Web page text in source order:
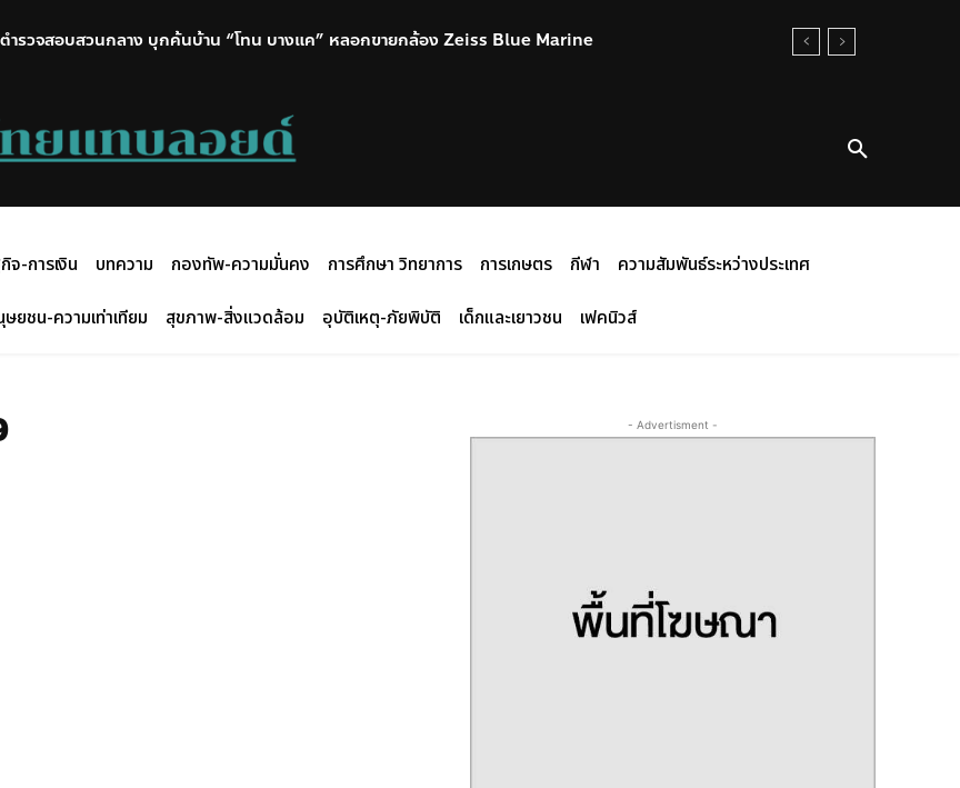
ตำรวจสอบสวนกลาง บุกค้นบ้าน “โทน บางแค” หลอกขายกล้อง Zeiss Blue Marine
จ-การเงิน บทความ กองทัพ-ความมั่นคง การศึกษา วิทยาการ การเกษตร กีฬา
ความสัมพันธ์ระหว่างประเทศ
ยชน-ความเท่าเทียม สุขภาพ-สิ่งแวดล้อม อุบัติเหตุ-ภัยพิบัติ เด็กและเยาวชน เฟคนิวส์
- Advertisment -